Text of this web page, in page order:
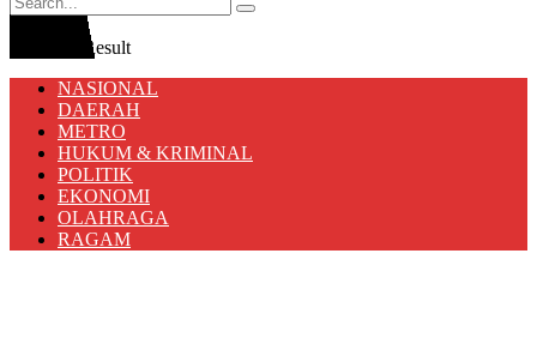
View All Result
NASIONAL
DAERAH
METRO
HUKUM & KRIMINAL
POLITIK
EKONOMI
OLAHRAGA
RAGAM